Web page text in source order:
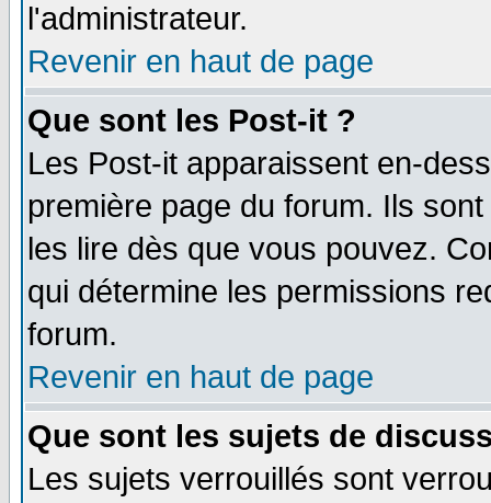
l'administrateur.
Revenir en haut de page
Que sont les Post-it ?
Les Post-it apparaissent en-
première page du forum. Ils
les lire dès que vous pouvez.
qui détermine les permissions
forum.
Revenir en haut de page
Que sont les sujets de
Les sujets verrouillés sont